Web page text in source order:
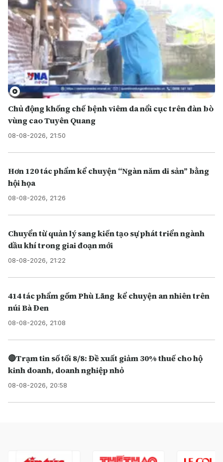
Chủ động khống chế bệnh viêm da nổi cục trên đàn bò
vùng cao Tuyên Quang
08-08-2026, 21:50
Hơn 120 tác phẩm kể chuyện “Ngàn năm di sản” bằng
hội họa
08-08-2026, 21:26
Chuyển từ quản lý sang kiến tạo sự phát triển ngành
dầu khí trong giai đoạn mới
08-08-2026, 21:22
414 tác phẩm gốm Phù Lãng kể chuyện an nhiên trên
núi Bà Đen
08-08-2026, 21:08
🔴Trạm tin số tối 8/8: Đề xuất giảm 30% thuế cho hộ
kinh doanh, doanh nghiệp nhỏ
08-08-2026, 20:58